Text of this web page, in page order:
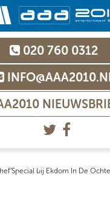
020 760 0312
bij Ekdom In De